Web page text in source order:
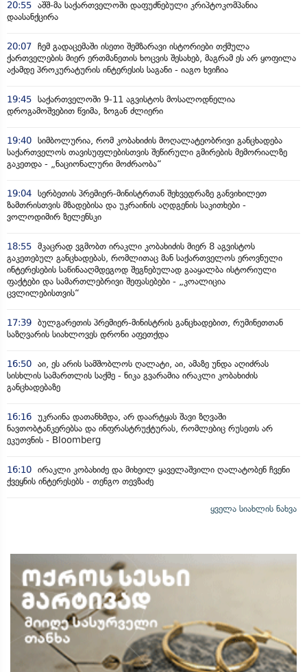
20:55 აშშ-მა საქართველოში დაფუძნებული კრიპტოკომპანია
დაასანქცირა
20:07 ჩემ გადაცემაში ისეთი შემზარავი ისტორიები თქმულა
ქართველების მიერ ერთმანეთის ხოცვის შესახებ, მაგრამ ეს არ ყოფილა
აქამდე პროკურატურის ინტერესის საგანი - იაგო ხვიჩია
19:45 საქართველოში 9-11 აგვისტოს მოსალოდნელია
დროგამოშვებით წვიმა, ზოგან ძლიერი
19:40 სიმბოლურია, რომ კობახიძის მოღალატეობრივი განცხადება
საქართველოს თავისუფლებისთვის შეწირული გმირების მემორიალზე
გაკეთდა - „ნაციონალური მოძრაობა“
19:04 სერბეთის პრემიერ-მინისტრთან შეხვედრაზე განვიხილეთ
ზამთრისთვის მზადებისა და უკრაინის აღდგენის საკითხები -
ვოლოდიმირ ზელენსკი
18:55 მკაცრად ვგმობთ ირაკლი კობახიძის მიერ 8 აგვისტოს
გაკეთებულ განცხადებას, რომლითაც მან საქართველოს ეროვნული
ინტერესების საწინააღმდეგოდ შეგნებულად გააყალბა ისტორიული
ფაქტები და სამართლებრივი შეფასებები - „კოალიცია
ცვლილებისთვის“
17:39 ბულგარეთის პრემიერ-მინისტრის განცხადებით, რუმინეთთან
საზღვარის სიახლოვეს დრონი აფეთქდა
16:50 აი, ეს არის სამშობლოს ღალატი, აი, ამაზე უნდა აღიძრას
სისხლის სამართლის საქმე - ნიკა გვარამია ირაკლი კობახიძის
განცხადებაზე
16:16 უკრაინა დათანხმდა, არ დაარტყას შავი ზღვაში
ნავთობტანკერებსა და ინფრასტრუქტურას, რომლებიც რუსეთს არ
ეკუთვნის - Bloomberg
16:10 ირაკლი კობახიძე და მიხეილ ყაველაშვილი ღალატობენ ჩვენი
ქვეყნის ინტერესებს - თენგო თევზაძე
ყველა სიახლის ნახვა